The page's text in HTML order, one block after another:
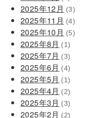
2025年12月 (3)
2025年11月 (4)
2025年10月 (5)
2025年8月 (1)
2025年7月 (3)
2025年6月 (4)
2025年5月 (1)
2025年4月 (2)
2025年3月 (3)
2025年2月 (2)